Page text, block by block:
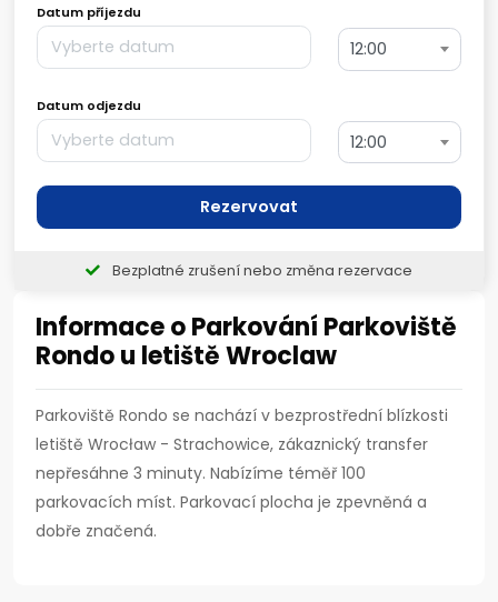
Informace o Parkování Parkoviště
Rondo u letiště Wroclaw
Parkoviště Rondo se nachází v bezprostřední blízkosti
letiště Wrocław - Strachowice, zákaznický transfer
nepřesáhne 3 minuty. Nabízíme téměř 100
parkovacích míst. Parkovací plocha je zpevněná a
dobře značená.
Datum příjezdu
12:00
Datum odjezdu
12:00
Rezervovat
Bezplatné zrušení nebo změna rezervace